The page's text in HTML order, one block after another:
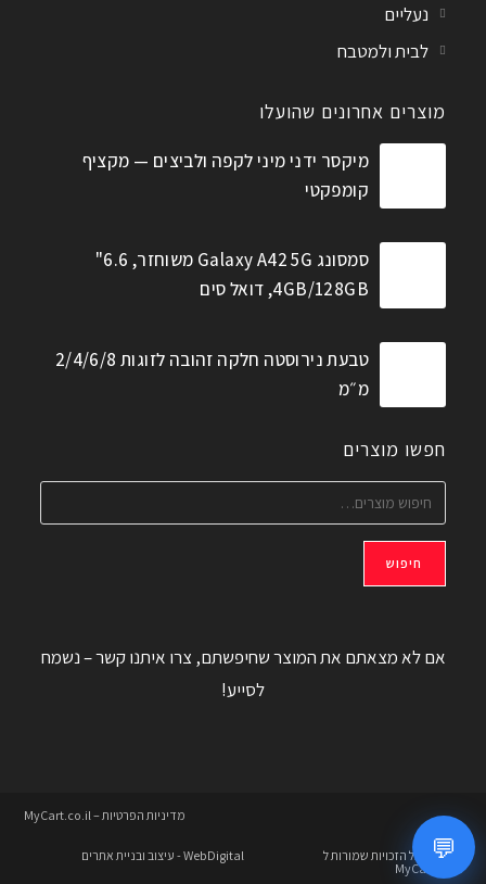
נעליים
לבית ולמטבח
מוצרים אחרונים שהועלו
מיקסר ידני מיני לקפה ולביצים — מקציף
קומפקטי
סמסונג Galaxy A42 5G משוחזר, 6.6"
4GB/128GB, דואל סים
טבעת נירוסטה חלקה זהובה לזוגות 2/4/6/8
מ״מ
חפשו מוצרים
חיפוש
אם לא מצאתם את המוצר שחיפשתם, צרו איתנו קשר – נשמח
לסייע!
מדיניות הפרטיות – MyCart.co.il
© 2026 כל הזכויות שמורות ל
MyCart.co.il
WebDigital- עיצוב ובניית אתרים 💬